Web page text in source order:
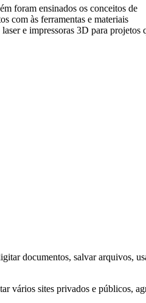
foram ensinados os conceitos de
com às ferramentas e materiais
e impressoras 3D para projetos
documentos, salvar arquivos,
vários sites privados e públicos,